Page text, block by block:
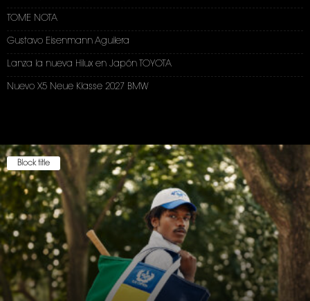
TOME NOTA
Gustavo Eisenmann Aguilera
Lanza la nueva Hilux en Japón TOYOTA
Nuevo X5 Neue Klasse 2027 BMW
Block title